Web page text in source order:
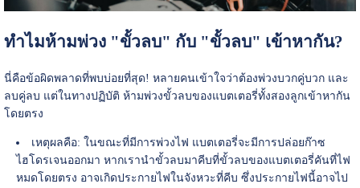
ทำไมห้ามพ่วง "ขั้วลบ" กับ "ขั้วลบ" เข้าหากัน?
นี่คือข้อผิดพลาดที่พบบ่อยที่สุด! หลายคนเข้าใจว่าต้องพ่วงบวกคู่บวก และ
ลบคู่ลบ แต่ในทางปฏิบัติ ห้ามพ่วงขั้วลบของแบตเตอรี่ทั้งสองลูกเข้าหากัน
โดยตรง
เหตุผลคือ: ในขณะที่มีการพ่วงไฟ แบตเตอรี่จะมีการปล่อยก๊าซ
ไฮโดรเจนออกมา หากเรานำขั้วลบมาคีบที่ขั้วลบของแบตเตอรี่คันที่ไฟ
หมดโดยตรง อาจเกิดประกายไฟในจังหวะที่คีบ ซึ่งประกายไฟนี้อาจไป